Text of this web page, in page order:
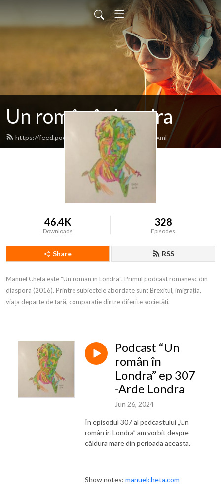
Un român în Londra
https://feed.podbean.com/manuelcheta/feed.xml
46.4K
Downloads
328
Episodes
Share RSS
Manuel Cheța este "Un român în Londra". Primul podcast românesc din
diaspora (2016). Printre subiectele abordate sunt Brexitul, imigrația,
viața departe de țară, comparație dintre diferite societăți.
Podcast “Un
român în
Londra” ep 307
-Arde Londra
Jun 26, 2024
În episodul 307 al podcastului „Un
român în Londra” am vorbit despre
căldura mare din perioada aceasta.
Show notes: manuelcheta.com